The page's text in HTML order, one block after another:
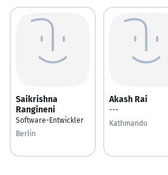
Saikrishna
Rangineni
Software-Entwickler
Berlin
Akash Rai
---
Kathmandu